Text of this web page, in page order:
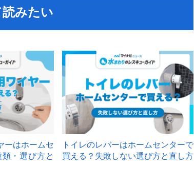
みたい
ーはホームセ
・選び方と
トイレのレバーはホームセンターで
買える？失敗しない選び方と直し方